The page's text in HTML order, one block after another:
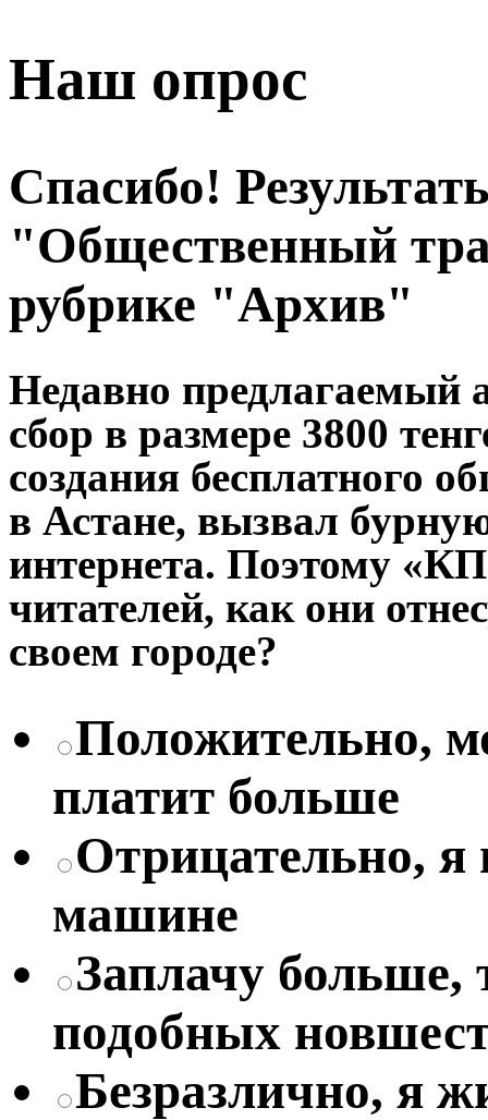
Наш опрос
Спасибо!
"Общественный
рубрике "Архив"
Недавно
сбор в размере 3800
создания бесплатного
в Астане, вызвал
интернета. Поэтому
читателей, как они
своем городе?
Положительно,
платит больше
Отрицательно,
машине
Заплачу больше,
подобных
Безразлично, я